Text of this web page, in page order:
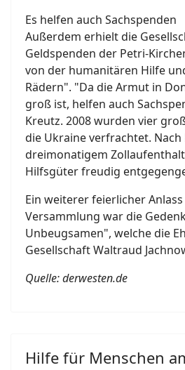
Es helfen auch Sachspenden
Außerdem erhielt die
Geldspenden der Petri-
von der humanitären Hilfe
Rädern". "Da die Armut in
groß ist, helfen auch
Kreutz. 2008 wurden vier
die Ukraine verfrachtet. Nach
dreimonatigem
Hilfsgüter freudig
Ein weiterer feierlicher
Versammlung war die
Unbeugsamen", welche die
Gesellschaft Waltraud
Quelle: derwesten.de
Hilfe für Menschen